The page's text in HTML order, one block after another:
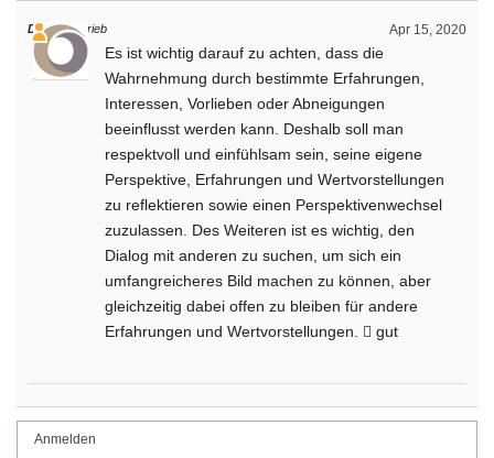
Apr 15, 2020
Daniel schrieb
Es ist wichtig darauf zu achten, dass die
Wahrnehmung durch bestimmte Erfahrungen,
Interessen, Vorlieben oder Abneigungen
beeinflusst werden kann. Deshalb soll man
respektvoll und einfühlsam sein, seine eigene
Perspektive, Erfahrungen und Wertvorstellungen
zu reflektieren sowie einen Perspektivenwechsel
zuzulassen. Des Weiteren ist es wichtig, den
Dialog mit anderen zu suchen, um sich ein
umfangreicheres Bild machen zu können, aber
gleichzeitig dabei offen zu bleiben für andere
Erfahrungen und Wertvorstellungen.  gut
Anmelden